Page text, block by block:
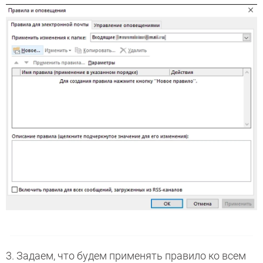
3. Задаем, что будем применять правило ко всем